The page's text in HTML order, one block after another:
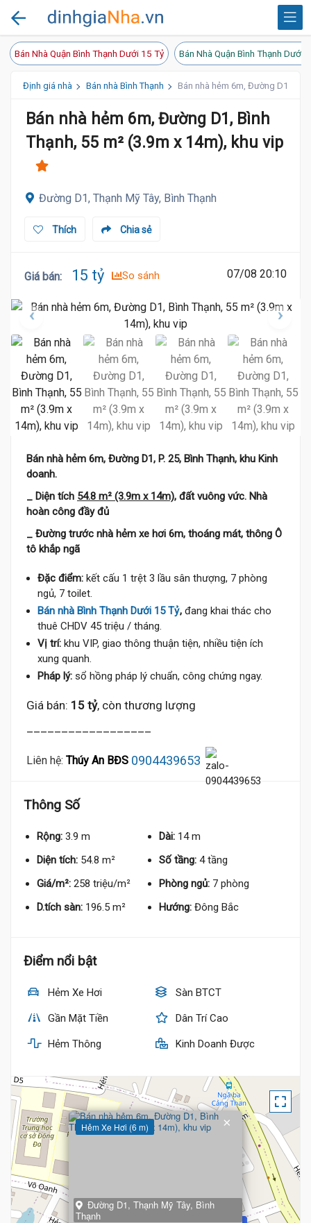
Bán Nhà Quận Bình Thạnh Dưới 15 Tỷ Bán Nhà Quận Bình Thạnh Dưới
Định giá nhà Bán nhà Bình Thạnh Bán nhà hẻm 6m, Đường D1,
Bán nhà hẻm 6m, Đường D1, Bình
Thạnh, 55 m² (3.9m x 14m), khu vip
Đường D1, Thạnh Mỹ Tây, Bình Thạnh
Chia sẻ
Thích
Giá bán: 15 tỷ So sánh 07/08 20:10
Bán nhà hẻm 6m, Đường D1, P. 25, Bình Thạnh, khu Kinh
doanh.
_ Diện tích 54.8 m² (3.9m x 14m), đất vuông vức. Nhà
hoàn công đầy đủ
_ Đường trước nhà hẻm xe hơi 6m, thoáng mát, thông Ô
tô khắp ngã
Đặc điểm: kết cấu 1 trệt 3 lầu sân thượng, 7 phòng
ngủ, 7 toilet.
Bán nhà Bình Thạnh Dưới 15 Tỷ, đang khai thác cho
thuê CHDV 45 triệu / tháng.
Vị trí: khu VIP, giao thông thuận tiện, nhiều tiện ích
xung quanh.
Pháp lý: sổ hồng pháp lý chuẩn, công chứng ngay.
Giá bán: 15 tỷ, còn thương lượng
Liên hệ: Thúy An BĐS 0904439653
Thông Số
Rộng: 3.9 m Dài: 14 m
Diện tích: 54.8 m² Số tầng: 4 tầng
Giá/m²: 258 triệu/m² Phòng ngủ: 7 phòng
D.tích sàn: 196.5 m² Hướng: Đông Bắc
Điểm nổi bật
Hẻm Xe Hơi Sàn BTCT
Gần Mặt Tiền Dân Trí Cao
Hẻm Thông Kinh Doanh Được
Hẻm Xe Hơi (6 m)
Đường D1, Thạnh Mỹ Tây, Bình
Thạnh
×